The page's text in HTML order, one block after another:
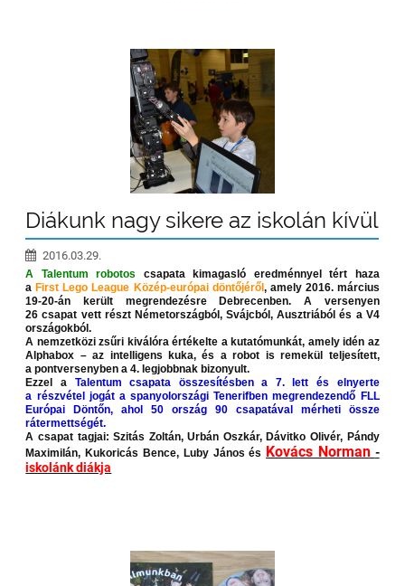
Diákunk nagy sikere az iskolán kívül
2016.03.29.
A Talentum robotos csapata kimagasló eredménnyel tért haza
a First Lego League Közép-európai döntőjéről , amely 2016. március
19-20-án került megrendezésre Debrecenben. A versenyen
26 csapat vett részt Németországból, Svájcból, Ausztriából és a V4
országokból.
A nemzetközi zsűri kiválóra értékelte a kutatómunkát, amely idén az
Alphabox – az intelligens kuka, és a robot is remekül teljesített,
a pontversenyben a 4. legjobbnak bizonyult.
Ezzel a Talentum csapata összesítésben a 7. lett és elnyerte
a részvétel jogát a spanyolországi Tenerifben megrendezendő FLL
Európai Döntőn, ahol 50 ország 90 csapatával mérheti össze
rátermettségét.
A csapat tagjai: Szitás Zoltán, Urbán Oszkár, Dávitko Olivér, Pándy
Maximilán, Kukoricás Bence, Luby János és Kovács Norman -
iskolánk diákja